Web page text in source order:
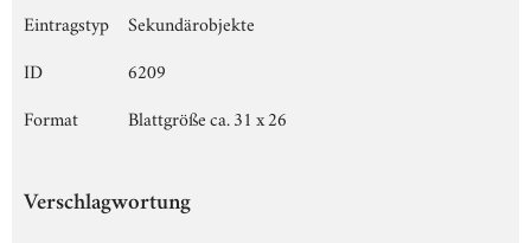
Eintragstyp
Sekundärobjekte
ID
6209
Format
Blattgröße ca. 31 x 26
Verschlagwortung